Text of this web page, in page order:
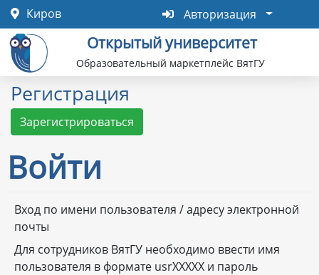
Перейти
к
основному
содержанию
Киров Авторизация
Авторизация
Открытый университет
Образовательный маркетплейс ВятГУ
Регистрация
Зарегистрироваться
Войти
Primary
tabs
Вход по имени пользователя / адресу электронной
почты
Для сотрудников ВятГУ необходимо ввести имя
пользователя в формате usrXXXXX и пароль